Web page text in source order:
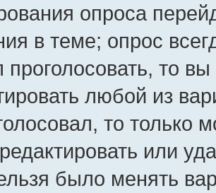
опроса
в теме; опрос
проголосовать, то
любой из
то только
или
было менять